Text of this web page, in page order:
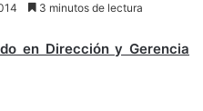
3 minutos de lectura
en Dirección y Gerencia